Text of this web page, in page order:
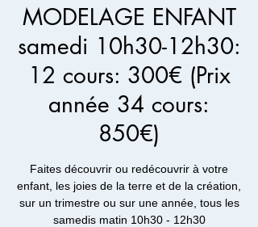
MODELAGE ENFANT
samedi 10h30-12h30:
12 cours: 300€ (Prix
année 34 cours:
850€)
Faites découvrir ou redécouvrir à votre
enfant, les joies de la terre et de la création,
sur un trimestre ou sur une année, tous les
samedis matin 10h30 - 12h30